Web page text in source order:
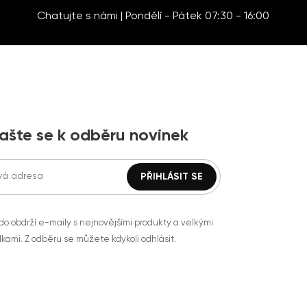
Chatujte s námi | Pondělí - Pátek 07:30 - 16:00
se k odběru novinek
obdrží e-maily s nejnovějšími produkty a velkými
Z odběru se můžete kdykoli odhlásit.